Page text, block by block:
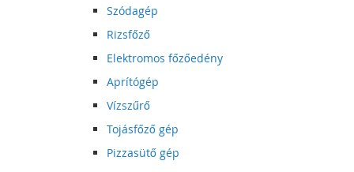
Szódagép
Rizsfőző
Elektromos főzőedény
Aprítógép
Vízszűrő
Tojásfőző gép
Pizzasütő gép